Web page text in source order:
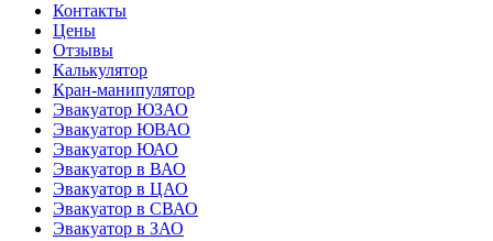
Контакты
Цены
Отзывы
Калькулятор
Кран-манипулятор
Эвакуатор ЮЗАО
Эвакуатор ЮВАО
Эвакуатор ЮАО
Эвакуатор в ВАО
Эвакуатор в ЦАО
Эвакуатор в СВАО
Эвакуатор в ЗАО